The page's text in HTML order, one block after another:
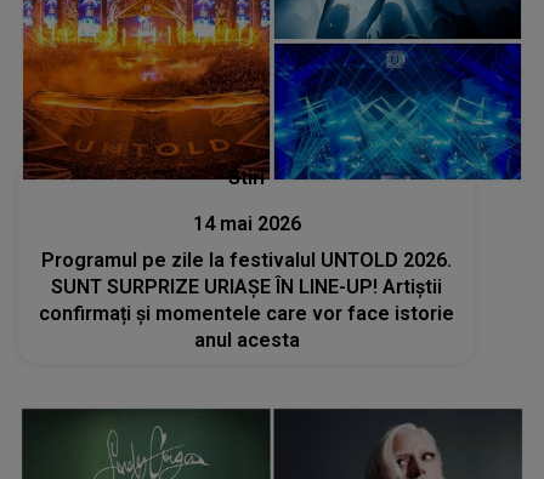
Stiri
14 mai 2026
Programul pe zile la festivalul UNTOLD 2026.
SUNT SURPRIZE URIAȘE ÎN LINE-UP! Artiștii
confirmați și momentele care vor face istorie
anul acesta